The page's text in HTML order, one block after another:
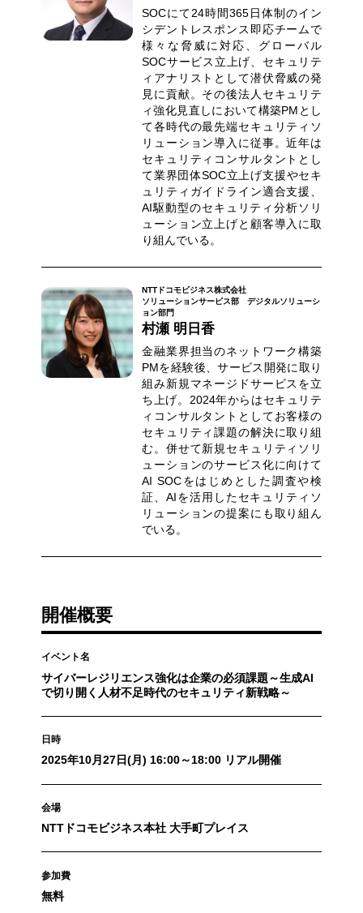
SOCにて24時間365日体制のイン
シデントレスポンス即応チームで
様々な脅威に対応、グローバル
SOCサービス立上げ、セキュリテ
ィアナリストとして潜伏脅威の発
見に貢献。その後法人セキュリテ
ィ強化見直しにおいて構築PMとし
て各時代の最先端セキュリティソ
リューション導入に従事。近年は
セキュリティコンサルタントとし
て業界団体SOC立上げ支援やセキ
ュリティガイドライン適合支援、
AI駆動型のセキュリティ分析ソリ
ューション立上げと顧客導入に取
り組んでいる。
NTTドコモビジネス株式会社
ソリューションサービス部 デジタルソリューシ
ョン部門
村瀬 明日香
金融業界担当のネットワーク構築
PMを経験後、サービス開発に取り
組み新規マネージドサービスを立
ち上げ。2024年からはセキュリテ
ィコンサルタントとしてお客様の
セキュリティ課題の解決に取り組
む。併せて新規セキュリティソリ
ューションのサービス化に向けて
AI SOCをはじめとした調査や検
証、AIを活用したセキュリティソ
リューションの提案にも取り組ん
でいる。
開催概要
イベント名
サイバーレジリエンス強化は企業の必須課題～生成AI
で切り開く人材不足時代のセキュリティ新戦略～
日時
2025年10月27日(月) 16:00～18:00 リアル開催
会場
NTTドコモビジネス本社 大手町プレイス
参加費
無料